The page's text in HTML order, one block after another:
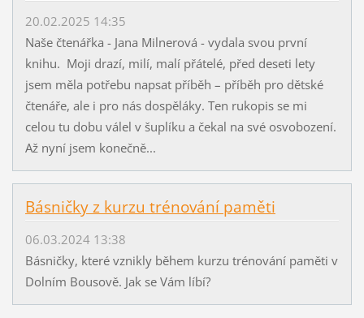
20.02.2025 14:35
Naše čtenářka - Jana Milnerová - vydala svou první
knihu. Moji drazí, milí, malí přátelé, před deseti lety
jsem měla potřebu napsat příběh – příběh pro dětské
čtenáře, ale i pro nás dospěláky. Ten rukopis se mi
celou tu dobu válel v šuplíku a čekal na své osvobození.
Až nyní jsem konečně...
Básničky z kurzu trénování paměti
06.03.2024 13:38
Básničky, které vznikly během kurzu trénování paměti v
Dolním Bousově. Jak se Vám líbí?